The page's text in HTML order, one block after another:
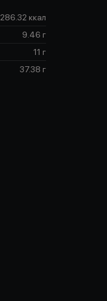
286.32 ккал
9.46 г
11 г
37.38 г